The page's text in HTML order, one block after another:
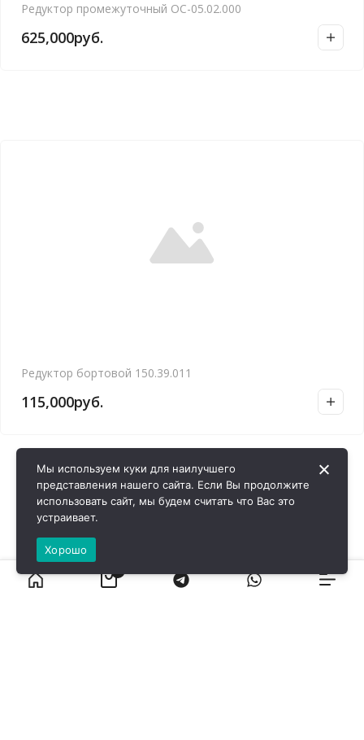
Редуктор промежуточный ОС-05.02.000
625,000руб.
Редуктор бортовой 150.39.011
115,000руб.
Мы используем куки для наилучшего
представления нашего сайта. Если Вы продолжите
использовать сайт, мы будем считать что Вас это
устраивает.
Хорошо